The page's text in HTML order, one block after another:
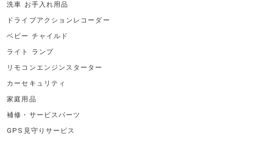
洗車 お手入れ用品
ドライブアクションレコーダー
ベビー チャイルド
ライト ランプ
リモコンエンジンスターター
カーセキュリティ
家庭用品
補修・サービスパーツ
GPS見守りサービス